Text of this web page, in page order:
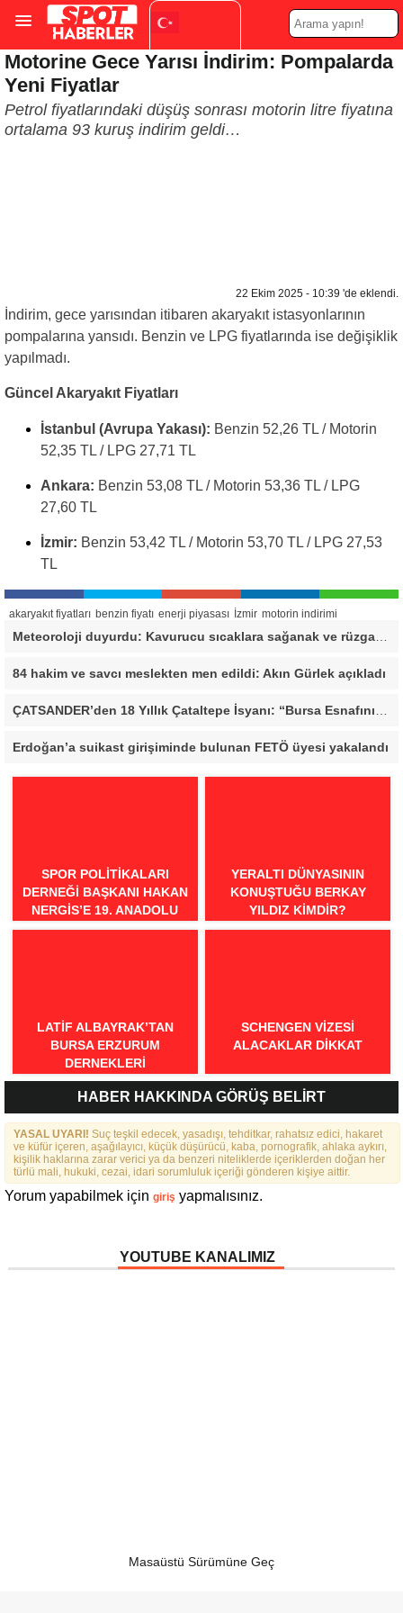
Turkish ▼
Motorine Gece Yarısı İndirim: Pompalarda
Yeni Fiyatlar
Petrol fiyatlarındaki düşüş sonrası motorin litre fiyatına
ortalama 93 kuruş indirim geldi…
22 Ekim 2025 - 10:39 'de eklendi.
İndirim, gece yarısından itibaren akaryakıt istasyonlarının
pompalarına yansıdı. Benzin ve LPG fiyatlarında ise değişiklik
yapılmadı.
Güncel Akaryakıt Fiyatları
İstanbul (Avrupa Yakası): Benzin 52,26 TL / Motorin
52,35 TL / LPG 27,71 TL
Ankara: Benzin 53,08 TL / Motorin 53,36 TL / LPG
27,60 TL
İzmir: Benzin 53,42 TL / Motorin 53,70 TL / LPG 27,53
TL
akaryakıt fiyatları benzin fiyatı enerji piyasası İzmir motorin indirimi
Meteoroloji duyurdu: Kavurucu sıcaklara sağanak ve rüzgar arası
84 hakim ve savcı meslekten men edildi: Akın Gürlek açıkladı
Erdoğan’a suikast girişiminde bulunan FETÖ üyesi yakalandı
SPOR POLITIKALARI
DERNEĞI BAŞKANI HAKAN
NERGIS’E 19. ANADOLU
SPOR ÖDÜLLERI’NDE
YERALTI DÜNYASININ
KONUŞTUĞU BERKAY
YILDIZ KIMDIR?
LATIF ALBAYRAK’TAN
BURSA ERZURUM
DERNEKLERI
FEDERASYONU İÇIN 25
MADDELIK BÜYÜK VIZYON:
“DAHA GÜÇLÜ, DAHA ETKIN,
DAHA KAPSAYICI BIR
FEDERASYON İÇIN YOLA
ÇIKTIK”
SCHENGEN VİZESİ
ALACAKLAR DİKKAT
HABER HAKKINDA GÖRÜŞ BELİRT
YASAL UYARI! Suç teşkil edecek, yasadışı, tehditkar, rahatsız edici, hakaret
ve küfür içeren, aşağılayıcı, küçük düşürücü, kaba, pornografik, ahlaka aykırı,
kişilik haklarına zarar verici ya da benzeri niteliklerde içeriklerden doğan her
türlü mali, hukuki, cezai, idari sorumluluk içeriği gönderen kişiye aittir.
Yorum yapabilmek için giriş yapmalısınız.
YOUTUBE KANALIMIZ
Masaüstü Sürümüne Geç